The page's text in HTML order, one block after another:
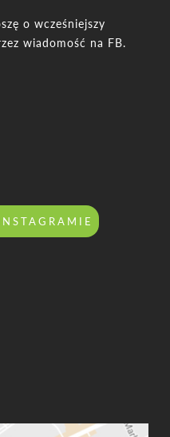
o wcześniejszy
wiadomość na FB.